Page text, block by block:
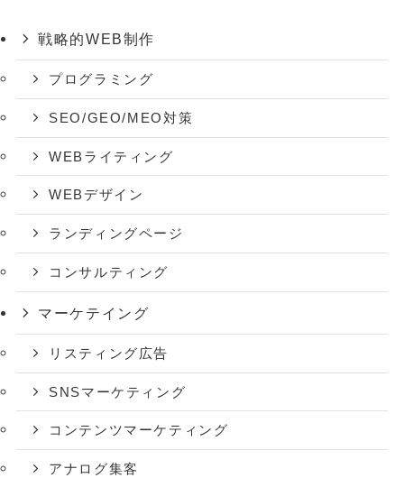
戦略的WEB制作
プログラミング
SEO/GEO/MEO対策
WEBライティング
WEBデザイン
ランディングページ
コンサルティング
マーケテイング
リスティング広告
SNSマーケティング
コンテンツマーケティング
アナログ集客